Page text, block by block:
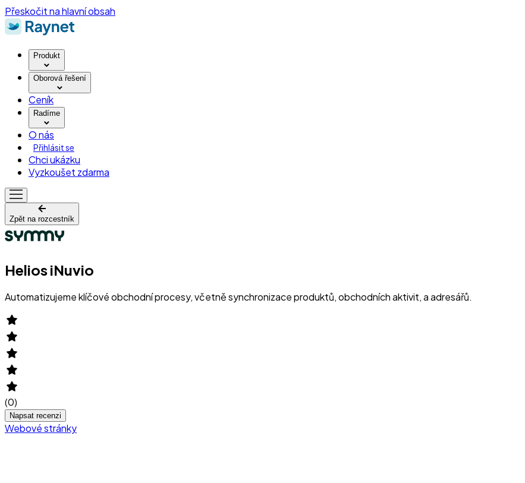
Přeskočit na hlavní obsah
Produkt
Oborová řešení
Ceník
Radíme
O nás
Přihlásit se
Chci ukázku
Vyzkoušet zdarma
Zpět na rozcestník
Helios iNuvio
Automatizujeme klíčové obchodní procesy, včetně synchronizace produktů, obchodních aktivit, a adresářů.
(0)
Napsat recenzi
Webové stránky